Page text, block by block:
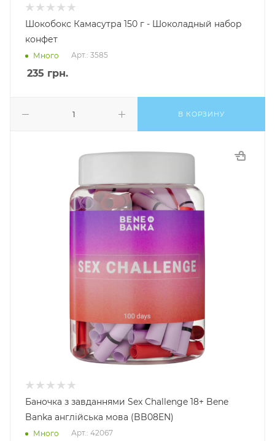
Шокобокс Камасутра 150 г - Шоколадный набор
конфет
Много Арт.: 3585
235 грн.
В КОРЗИНУ
Баночка з завданнями Sex Challenge 18+ Bene
Banka англійська мова (BB08EN)
Много Арт.: 42067